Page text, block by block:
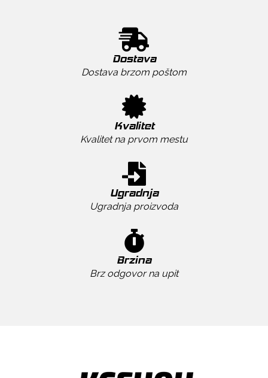
Dostava
Dostava brzom poštom
Kvalitet
Kvalitet na prvom mestu
Ugradnja
Ugradnja proizvoda
Brzina
Brz odgovor na upit